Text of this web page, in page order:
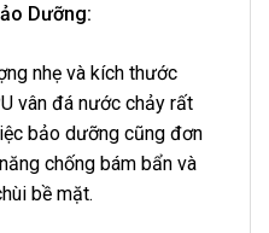
Dưỡng:
nhẹ và kích thước
vân đá nước chảy rất
bảo dưỡng cũng đơn
chống bám bẩn và
bề mặt.